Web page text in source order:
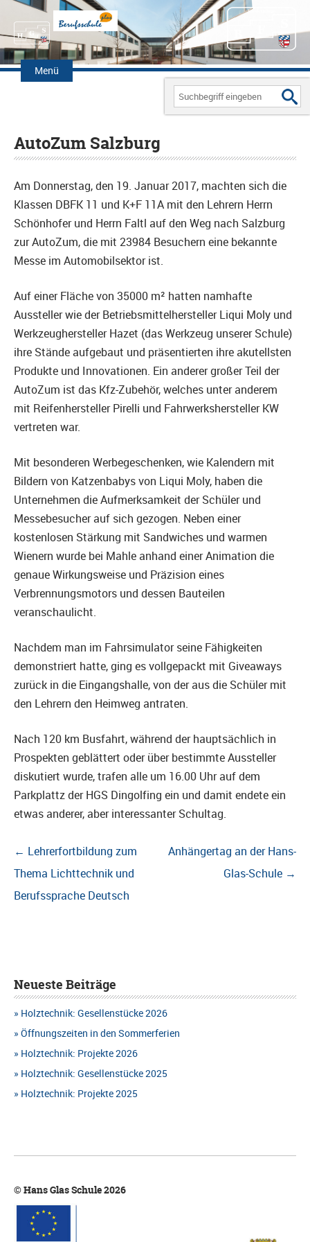
Menü
Zum
Inhalt
Search
for:
AutoZum Salzburg
Am Donnerstag, den 19. Januar 2017, machten sich die
Klassen DBFK 11 und K+F 11A mit den Lehrern Herrn
Schönhofer und Herrn Faltl auf den Weg nach Salzburg
zur AutoZum, die mit 23984 Besuchern eine bekannte
Messe im Automobilsektor ist.
Auf einer Fläche von 35000 m² hatten namhafte
Aussteller wie der Betriebsmittelhersteller Liqui Moly und
Werkzeughersteller Hazet (das Werkzeug unserer Schule)
ihre Stände aufgebaut und präsentierten ihre akutellsten
Produkte und Innovationen. Ein anderer großer Teil der
AutoZum ist das Kfz-Zubehör, welches unter anderem
mit Reifenhersteller Pirelli und Fahrwerkshersteller KW
vertreten war.
Mit besonderen Werbegeschenken, wie Kalendern mit
Bildern von Katzenbabys von Liqui Moly, haben die
Unternehmen die Aufmerksamkeit der Schüler und
Messebesucher auf sich gezogen. Neben einer
kostenlosen Stärkung mit Sandwiches und warmen
Wienern wurde bei Mahle anhand einer Animation die
genaue Wirkungsweise und Präzision eines
Verbrennungsmotors und dessen Bauteilen
veranschaulicht.
Nachdem man im Fahrsimulator seine Fähigkeiten
demonstriert hatte, ging es vollgepackt mit Giveaways
zurück in die Eingangshalle, von der aus die Schüler mit
den Lehrern den Heimweg antraten.
Nach 120 km Busfahrt, während der hauptsächlich in
Prospekten geblättert oder über bestimmte Aussteller
diskutiert wurde, trafen alle um 16.00 Uhr auf dem
Parkplattz der HGS Dingolfing ein und damit endete ein
etwas anderer, aber interessanter Schultag.
Beitragsnavigation
← Lehrerfortbildung zum
Thema Lichttechnik und
Berufssprache Deutsch
Anhängertag an der Hans-
Glas-Schule →
Neueste Beiträge
Holztechnik: Gesellenstücke 2026
Öffnungszeiten in den Sommerferien
Holztechnik: Projekte 2026
Holztechnik: Gesellenstücke 2025
Holztechnik: Projekte 2025
© Hans Glas Schule 2026